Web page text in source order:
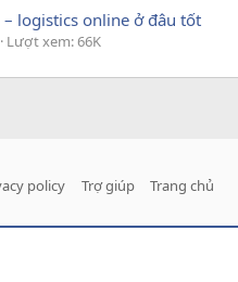
logistics online ở đâu tốt
Lượt xem: 66K
policy Trợ giúp Trang chủ